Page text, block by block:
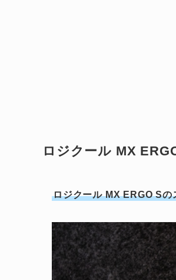
ロジクール MX
ロジクール MX ERGO Sの